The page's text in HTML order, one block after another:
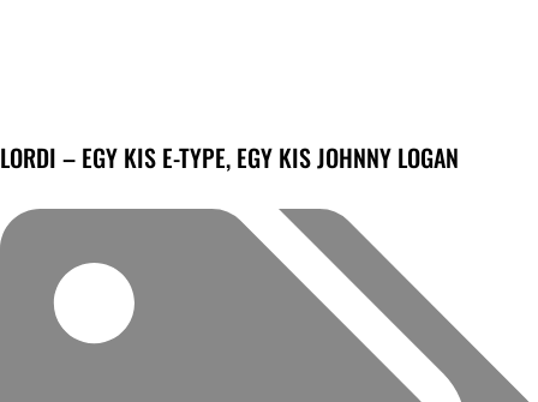
LORDI – EGY KIS E-TYPE, EGY KIS JOHNNY LOGAN